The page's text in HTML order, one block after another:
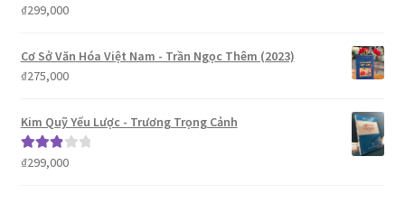
₫299,000
Cơ Sở Văn Hóa Việt Nam - Trần Ngọc Thêm (2023)
₫275,000
Kim Quỹ Yếu Lược - Trương Trọng Cảnh
Được
₫299,000